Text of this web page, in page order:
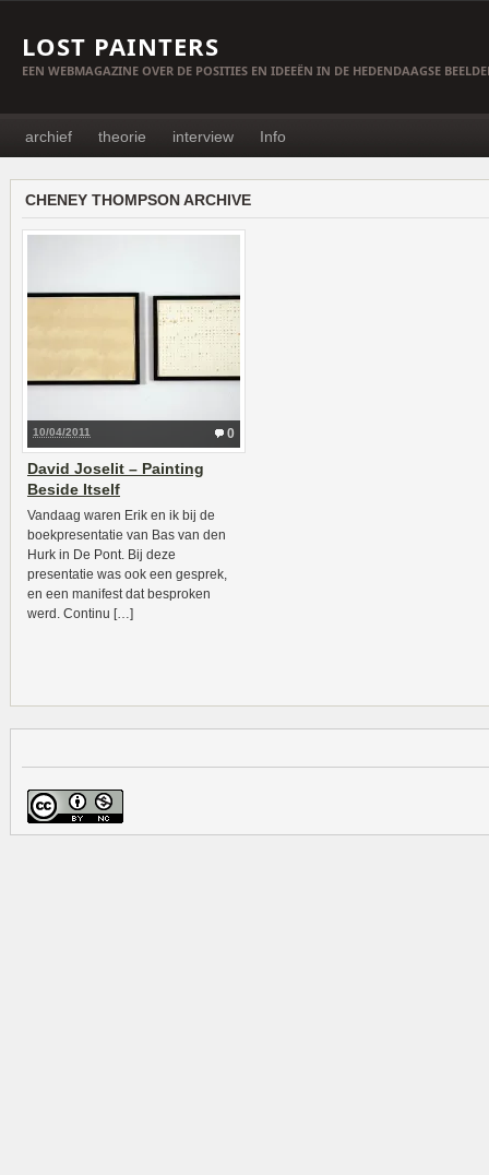
LOST PAINTERS
EEN WEBMAGAZINE OVER DE POSITIES EN IDEEËN IN DE HEDENDAAGSE
archief theorie interview Info
CHENEY THOMPSON ARCHIVE
0
10/04/2011
David Joselit – Painting
Beside Itself
Vandaag waren Erik en ik bij de
boekpresentatie van Bas van den
Hurk in De Pont. Bij deze
presentatie was ook een gesprek,
en een manifest dat besproken
werd. Continu […]